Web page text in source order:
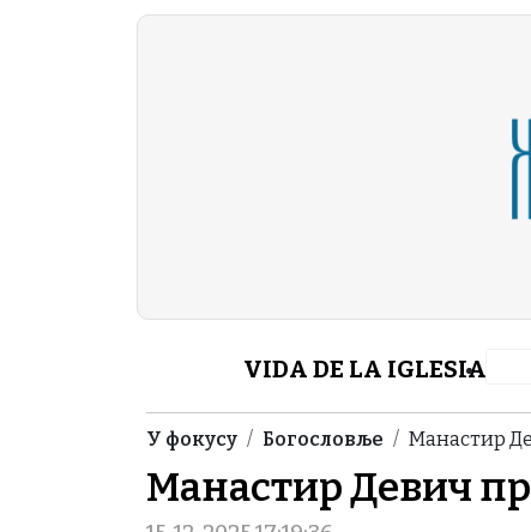
Skip to main content
Header Category
VIDA DE LA IGLESIA
Breadcrumb
У фокусу Богословље Манастир
Манастир Девич